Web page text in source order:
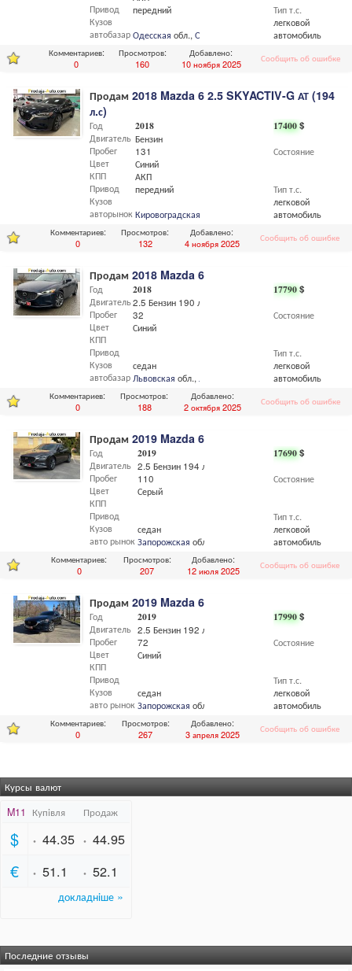
Тип т.с.
легковой
автомобиль
Привод
Кузов
автобазар
передний
Одесская обл.,Одесса
Комментариев:
0
Просмотров:
160
Добавлено:
10 ноября 2025
Сообщить об ошибке
Продам 2018 Mazda 6 2.5 SKYACTIV-G АТ (194
л.с)
17400$
Состояние
Тип т.с.
легковой
автомобиль
Год
Двигатель
Пробег
Цвет
КПП
Привод
Кузов
авторынок
2018
Бензин
131
Синий
АКП
передний
Кировоградская
Комментариев:
0
Просмотров:
132
Добавлено:
4 ноября 2025
Сообщить об ошибке
Продам 2018 Mazda 6
17790$
Состояние
Тип т.с.
легковой
автомобиль
Год
Двигатель
Пробег
Цвет
КПП
Привод
Кузов
автобазар
2018
2.5 Бензин 190 л.с
32
Синий
седан
Львовская обл.,Львов
Комментариев:
0
Просмотров:
188
Добавлено:
2 октября 2025
Сообщить об ошибке
Продам 2019 Mazda 6
17690$
Состояние
Тип т.с.
легковой
автомобиль
Год
Двигатель
Пробег
Цвет
КПП
Привод
Кузов
авто рынок
2019
2.5 Бензин 194 л.с
110
Серый
седан
Запорожская обл.,
Комментариев:
0
Просмотров:
207
Добавлено:
12 июля 2025
Сообщить об ошибке
Продам 2019 Mazda 6
17990$
Состояние
Тип т.с.
легковой
автомобиль
Год
Двигатель
Пробег
Цвет
КПП
Привод
Кузов
авто рынок
2019
2.5 Бензин 192 л.с
72
Синий
седан
Запорожская обл.,
Комментариев:
0
Просмотров:
267
Добавлено:
3 апреля 2025
Сообщить об ошибке
Курсы валют
Последние отзывы